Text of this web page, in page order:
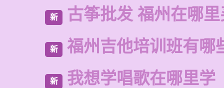
新 古筝批发 福州在哪
新 福州吉他培训班有哪
新 我想学唱歌在哪里学